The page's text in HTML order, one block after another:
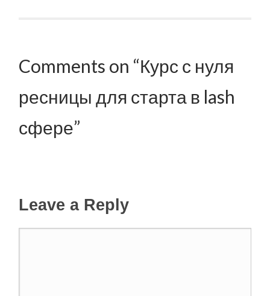
Comments on “Курс с нуля
ресницы для старта в lash
сфере”
Leave a Reply